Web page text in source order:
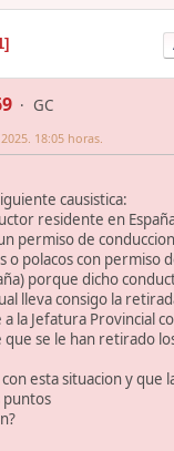
GC
18:05 horas.
causistica:
residente en
permiso de
o polacos con permiso
porque dicho
lleva consigo la
la Jefatura Provincial
que se le han retirado
esta situacion y que
puntos